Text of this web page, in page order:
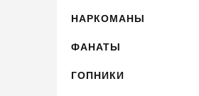
НАРКОМАНЫ
ФАНАТЫ
ГОПНИКИ